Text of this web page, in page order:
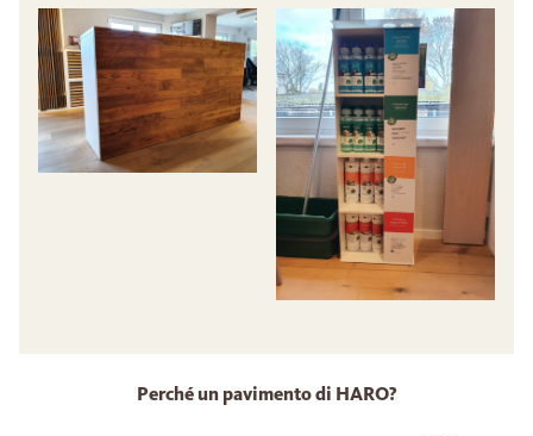
Perché un pavimento di HARO?